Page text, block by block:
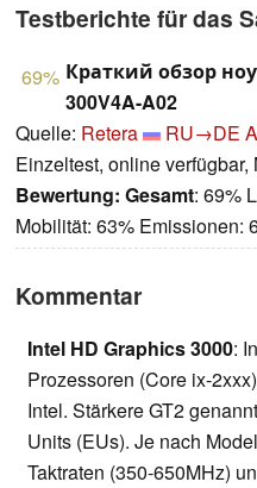
Testberichte für das
69% Краткий обзор
300V4A-A02
Quelle: Retera RU→DE
Einzeltest, online verfügbar,
Bewertung: Gesamt: 69%
Mobilität: 63% Emissionen:
Kommentar
Intel HD Graphics 3000:
Prozessoren (Core ix-
Intel. Stärkere GT2
Units (EUs). Je nach
Taktraten (350-650MHz)